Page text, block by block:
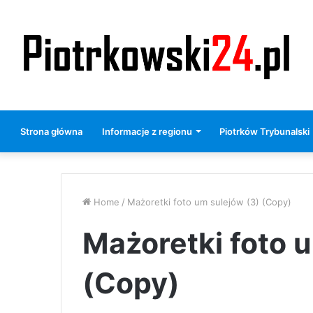
Strona główna Informacje z regionu Piotrków Trybunalski
Home / Mażoretki foto um sulejów (3) (Copy)
Mażoretki foto
(Copy)